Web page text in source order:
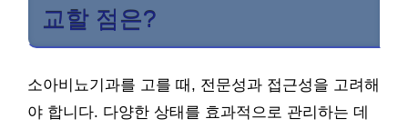
교할 점은?
소아비뇨기과를 고를 때, 전문성과 접근성을 고려해
야 합니다. 다양한 상태를 효과적으로 관리하는 데